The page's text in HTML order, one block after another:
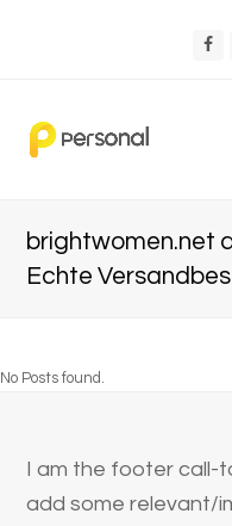
brightwomen.net
Echte
No Posts found.
I am the footer call-
add some relevant/